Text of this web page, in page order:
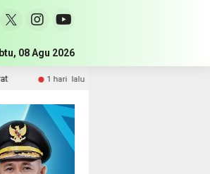
Pemerintah Kabupaten Tanah
08 Agu 2026
lalu Komisi III DPRD Tanah Bumbu